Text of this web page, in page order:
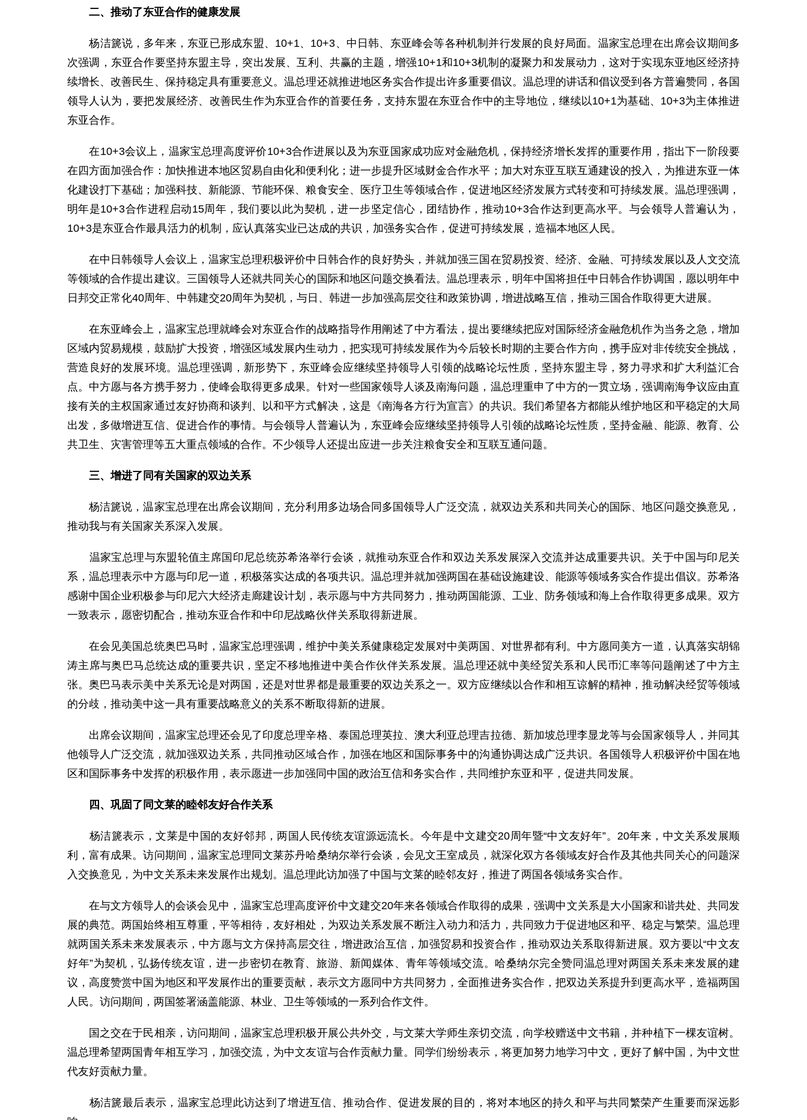
二、推动了东亚合作的健康发展
杨洁篪说，多年来，东亚已形成东盟、10+1、10+3、中日韩、东亚峰会等各种机制并行发展的良好局面。温家宝总理在出席会议期间多
次强调，东亚合作要坚持东盟主导，突出发展、互利、共赢的主题，增强10+1和10+3机制的凝聚力和发展动力，这对于实现东亚地区经济持
续增长、改善民生、保持稳定具有重要意义。温总理还就推进地区务实合作提出许多重要倡议。温总理的讲话和倡议受到各方普遍赞同，各国
领导人认为，要把发展经济、改善民生作为东亚合作的首要任务，支持东盟在东亚合作中的主导地位，继续以10+1为基础、10+3为主体推进
东亚合作。
在10+3会议上，温家宝总理高度评价10+3合作进展以及为东亚国家成功应对金融危机，保持经济增长发挥的重要作用，指出下一阶段要
在四方面加强合作：加快推进本地区贸易自由化和便利化；进一步提升区域财金合作水平；加大对东亚互联互通建设的投入，为推进东亚一体
化建设打下基础；加强科技、新能源、节能环保、粮食安全、医疗卫生等领域合作，促进地区经济发展方式转变和可持续发展。温总理强调，
明年是10+3合作进程启动15周年，我们要以此为契机，进一步坚定信心，团结协作，推动10+3合作达到更高水平。与会领导人普遍认为，
10+3是东亚合作最具活力的机制，应认真落实业已达成的共识，加强务实合作，促进可持续发展，造福本地区人民。
在中日韩领导人会议上，温家宝总理积极评价中日韩合作的良好势头，并就加强三国在贸易投资、经济、金融、可持续发展以及人文交流
等领域的合作提出建议。三国领导人还就共同关心的国际和地区问题交换看法。温总理表示，明年中国将担任中日韩合作协调国，愿以明年中
日邦交正常化40周年、中韩建交20周年为契机，与日、韩进一步加强高层交往和政策协调，增进战略互信，推动三国合作取得更大进展。
在东亚峰会上，温家宝总理就峰会对东亚合作的战略指导作用阐述了中方看法，提出要继续把应对国际经济金融危机作为当务之急，增加
区域内贸易规模，鼓励扩大投资，增强区域发展内生动力，把实现可持续发展作为今后较长时期的主要合作方向，携手应对非传统安全挑战，
营造良好的发展环境。温总理强调，新形势下，东亚峰会应继续坚持领导人引领的战略论坛性质，坚持东盟主导，努力寻求和扩大利益汇合
点。中方愿与各方携手努力，使峰会取得更多成果。针对一些国家领导人谈及南海问题，温总理重申了中方的一贯立场，强调南海争议应由直
接有关的主权国家通过友好协商和谈判、以和平方式解决，这是《南海各方行为宣言》的共识。我们希望各方都能从维护地区和平稳定的大局
出发，多做增进互信、促进合作的事情。与会领导人普遍认为，东亚峰会应继续坚持领导人引领的战略论坛性质，坚持金融、能源、教育、公
共卫生、灾害管理等五大重点领域的合作。不少领导人还提出应进一步关注粮食安全和互联互通问题。
三、增进了同有关国家的双边关系
杨洁篪说，温家宝总理在出席会议期间，充分利用多边场合同多国领导人广泛交流，就双边关系和共同关心的国际、地区问题交换意见，
推动我与有关国家关系深入发展。
温家宝总理与东盟轮值主席国印尼总统苏希洛举行会谈，就推动东亚合作和双边关系发展深入交流并达成重要共识。关于中国与印尼关
系，温总理表示中方愿与印尼一道，积极落实达成的各项共识。温总理并就加强两国在基础设施建设、能源等领域务实合作提出倡议。 苏希洛
感谢中国企业积极参与印尼六大经济走廊建设计划，表示愿与中方共同努力，推动两国能源、工业、防务领域和海上合作取得更多成果。双方
一致表示，愿密切配合，推动东亚合作和中印尼战略伙伴关系取得新进展。
在会见美国总统奥巴马时，温家宝总理强调，维护中美关系健康稳定发展对中美两国、对世界都有利。中方愿同美方一道，认真落实胡锦
涛主席与奥巴马总统达成的重要共识，坚定不移地推进中美合作伙伴关系发展。温总理还就中美经贸关系和人民币汇率等问题阐述了中方主
张。奥巴马表示美中关系无论是对两国，还是对世界都是最重要的双边关系之一。双方应继续以合作和相互谅解的精神，推动解决经贸等领域
的分歧，推动美中这一具有重要战略意义的关系不断取得新的进展。
出席会议期间，温家宝总理还会见了印度总理辛格、泰国总理英拉、澳大利亚总理吉拉德、新加坡总理李显龙等与会国家领导人，并同其
他领导人广泛交流，就加强双边关系，共同推动区域合作，加强在地区和国际事务中的沟通协调达成广泛共识。各国领导人积极评价中国在地
区和国际事务中发挥的积极作用，表示愿进一步加强同中国的政治互信和务实合作，共同维护东亚和平，促进共同发展。
四、巩固了同文莱的睦邻友好合作关系
杨洁篪表示，文莱是中国的友好邻邦，两国人民传统友谊源远流长。今年是中文建交20周年暨“中文友好年”。20年来，中文关系发展顺
利，富有成果。访问期间，温家宝总理同文莱苏丹哈桑纳尔举行会谈，会见文王室成员，就深化双方各领域友好合作及其他共同关心的问题深
入交换意见，为中文关系未来发展作出规划。温总理此访加强了中国与文莱的睦邻友好，推进了两国各领域务实合作。
在与文方领导人的会谈会见中，温家宝总理高度评价中文建交20年来各领域合作取得的成果，强调中文关系是大小国家和谐共处、共同发
展的典范。两国始终相互尊重，平等相待，友好相处，为双边关系发展不断注入动力和活力，共同致力于促进地区和平、稳定与繁荣。温总理
就两国关系未来发展表示，中方愿与文方保持高层交往，增进政治互信，加强贸易和投资合作，推动双边关系取得新进展。双方要以“中文友
好年”为契机，弘扬传统友谊，进一步密切在教育、旅游、新闻媒体、青年等领域交流。哈桑纳尔完全赞同温总理对两国关系未来发展的建
议，高度赞赏中国为地区和平发展作出的重要贡献，表示文方愿同中方共同努力，全面推进务实合作，把双边关系提升到更高水平，造福两国
人民。访问期间，两国签署涵盖能源、林业、卫生等领域的一系列合作文件。
国之交在于民相亲，访问期间，温家宝总理积极开展公共外交，与文莱大学师生亲切交流，向学校赠送中文书籍，并种植下一棵友谊树。
温总理希望两国青年相互学习，加强交流，为中文友谊与合作贡献力量。同学们纷纷表示，将更加努力地学习中文，更好了解中国，为中文世
代友好贡献力量。
杨洁篪最后表示，温家宝总理此访达到了增进互信、推动合作、促进发展的目的，将对本地区的持久和平与共同繁荣产生重要而深远影